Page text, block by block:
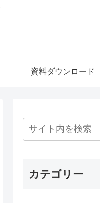
資料ダウンロード
カテゴリー